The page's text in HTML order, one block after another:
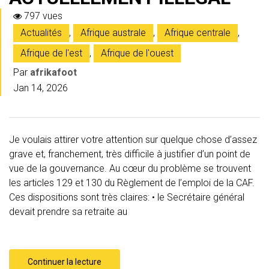
797 vues
Actualités
, Afrique australe , Afrique centrale
,
Afrique de l'est
,
Afrique de l'ouest
Par afrikafoot
Jan 14, 2026
Je voulais attirer votre attention sur quelque chose d’assez
grave et, franchement, très difficile à justifier d’un point de
vue de la gouvernance. Au cœur du problème se trouvent
les articles 129 et 130 du Règlement de l’emploi de la CAF.
Ces dispositions sont très claires: • le Secrétaire général
devait prendre sa retraite au
Continuer la lecture